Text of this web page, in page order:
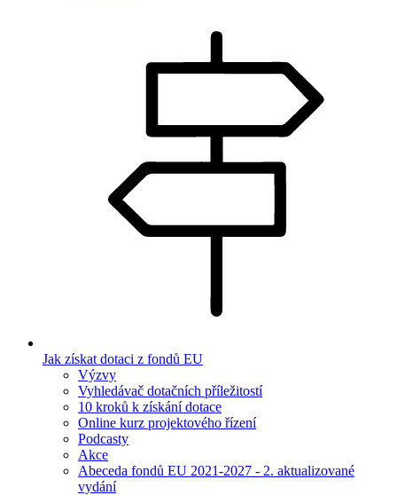
Jak získat dotaci z fondů EU
Výzvy
Vyhledávač dotačních příležitostí
10 kroků k získání dotace
Online kurz projektového řízení
Podcasty
Akce
Abeceda fondů EU 2021-2027 - 2. aktualizované
vydání